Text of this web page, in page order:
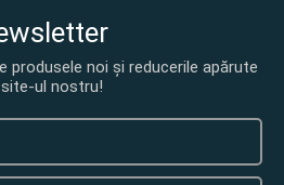
produsele noi și reducerile apărute
ul nostru!